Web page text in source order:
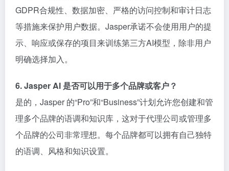
GDPR合规性、数据加密、严格的访问控制和审计日志
等措施来保护用户数据。Jasper承诺不会使用用户的提
示、响应或保存的项目来训练第三方AI模型，除非用户
明确选择加入。
6. Jasper AI 是否可以用于多个品牌或客户？
是的，Jasper 的“Pro”和“Business”计划允许您创建和管
理多个品牌的语调和知识库，这对于代理公司或管理多
个品牌的公司非常理想。每个品牌都可以拥有自己独特
的语调、风格和知识设置。